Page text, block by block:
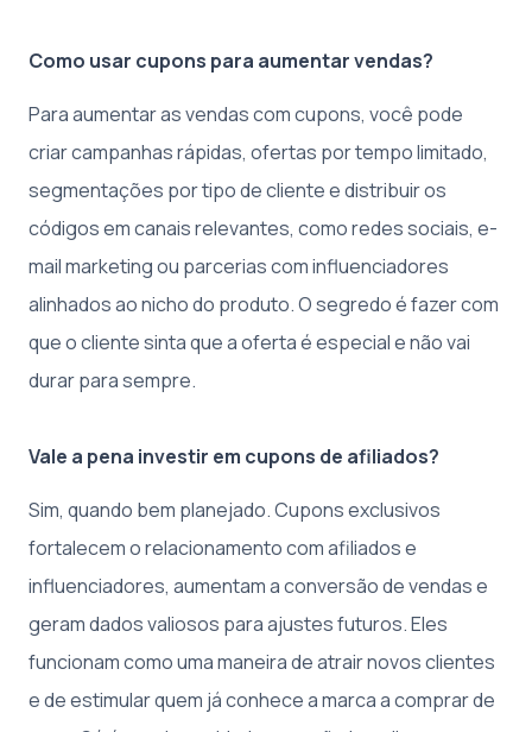
Como usar cupons para aumentar vendas?
Para aumentar as vendas com cupons, você pode
criar campanhas rápidas, ofertas por tempo limitado,
segmentações por tipo de cliente e distribuir os
códigos em canais relevantes, como redes sociais, e-
mail marketing ou parcerias com influenciadores
alinhados ao nicho do produto. O segredo é fazer com
que o cliente sinta que a oferta é especial e não vai
durar para sempre.
Vale a pena investir em cupons de afiliados?
Sim, quando bem planejado. Cupons exclusivos
fortalecem o relacionamento com afiliados e
influenciadores, aumentam a conversão de vendas e
geram dados valiosos para ajustes futuros. Eles
funcionam como uma maneira de atrair novos clientes
e de estimular quem já conhece a marca a comprar de